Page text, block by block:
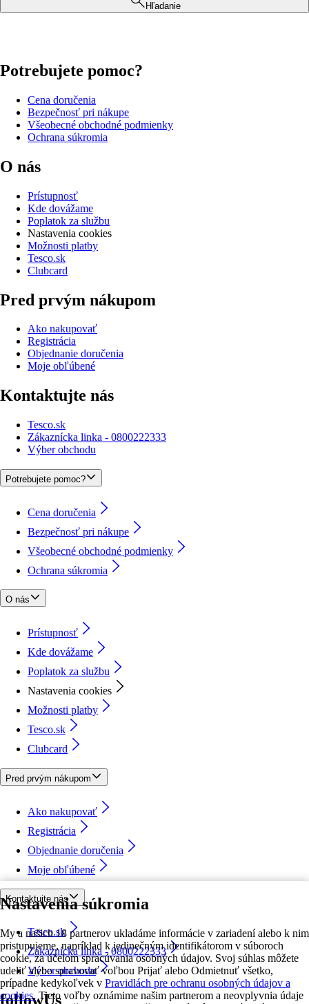
Nastavenia súkromia
My a našich 18 partnerov ukladáme informácie v zariadení alebo k nim
pristupujeme, napríklad k jedinečným identifikátorom v súboroch
cookie, za účelom spracúvania osobných údajov. Svoj súhlas môžete
udeliť alebo spravovať voľbou Prijať alebo Odmietnuť všetko,
prípadne kedykoľvek v Pravidlách pre ochranu osobných údajov a
cookies. Tieto voľby oznámime našim partnerom a neovplyvnia údaje
Hľadanie
Potrebujete pomoc?
Cena doručenia
Bezpečnosť pri nákupe
Všeobecné obchodné podmienky
Ochrana súkromia
O nás
Prístupnosť
Kde dovážame
Poplatok za službu
Nastavenia cookies
Možnosti platby
Tesco.sk
Clubcard
Pred prvým nákupom
Ako nakupovať
Registrácia
Objednanie doručenia
Moje obľúbené
Kontaktujte nás
Tesco.sk
Zákaznícka linka - 0800222333
Výber obchodu
Potrebujete pomoc?
Cena doručenia
Bezpečnosť pri nákupe
Všeobecné obchodné podmienky
Ochrana súkromia
O nás
Prístupnosť
Kde dovážame
Poplatok za službu
Nastavenia cookies
Možnosti platby
Tesco.sk
Clubcard
Pred prvým nákupom
Ako nakupovať
Registrácia
Objednanie doručenia
Moje obľúbené
Kontaktujte nás
Tesco.sk
Zákaznícka linka - 0800222333
Výber obchodu
followUs